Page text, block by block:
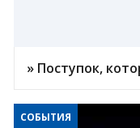
» Поступок,
СОБЫТИЯ